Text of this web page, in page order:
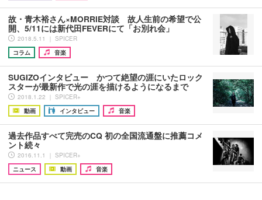
故・青木裕さん×MORRIE対談 故人生前の希望で公
開、5/11には新代田FEVERにて「お別れ会」
2018.5.11 ｜ SPICER
コラム
音楽
SUGIZOインタビュー かつて絶望の涯にいたロック
スターが最新作で光の涯を描けるようになるまで
2018.1.22 ｜ SPICER+
動画
インタビュー 音楽
過去作品すべて完売のCQ 初の全国流通盤に推薦コメ
ント続々
2016.11.1 ｜ SPICER+
ニュース
動画 音楽